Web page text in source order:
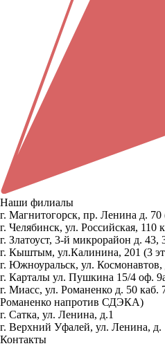
Наши филиалы
г. Магнитогорск, пр. Ленина д.
г. Челябинск, ул. Российская, 110
г. Златоуст, 3-й микрорайон д. 43,
г. Кыштым, ул.Калинина, 201 (3
г. Южноуральск, ул. Космонавтов,
г. Карталы ул. Пушкина 15/4 оф.
г. Миасс, ул. Романенко д. 50 каб.
Романенко напротив СДЭКА)
г. Сатка, ул. Ленина, д.1
г. Верхний Уфалей, ул. Ленина, д.
Контакты